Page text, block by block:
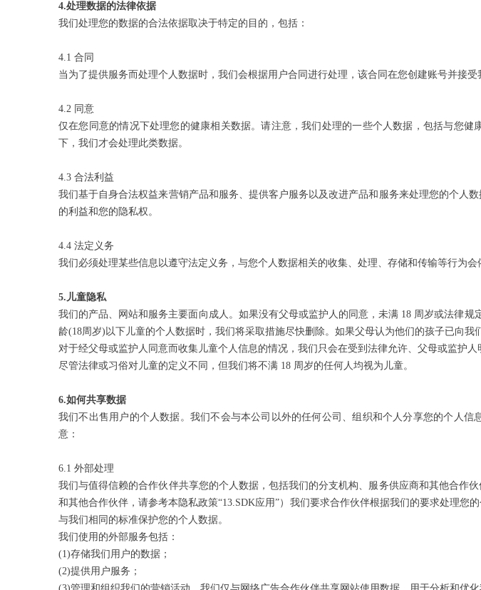
4.处理数据的法律依据
我们处理您的数据的合法依据取决于特定的目的，包括：
4.1 合同
当为了提供服务而处理个人数据时，我们会根据用户合同进行处理，该合同在您创建账号并接受
4.2 同意
仅在您同意的情况下处理您的健康相关数据。请注意，我们处理的一些个人数据，包括与您
下，我们才会处理此类数据。
4.3 合法利益
我们基于自身合法权益来营销产品和服务、提供客户服务以及改进产品和服务来处理您的个人
的利益和您的隐私权。
4.4 法定义务
我们必须处理某些信息以遵守法定义务，与您个人数据相关的收集、处理、存储和传输等行为
5.儿童隐私
我们的产品、网站和服务主要面向成人。如果没有父母或监护人的同意，未满 18 周岁或法律
龄(18周岁)以下儿童的个人数据时，我们将采取措施尽快删除。如果父母认为他们的孩子已向
对于经父母或监护人同意而收集儿童个人信息的情况，我们只会在受到法律允许、父母或监护
尽管法律或习俗对儿童的定义不同，但我们将不满 18 周岁的任何人均视为儿童。
6.如何共享数据
我们不出售用户的个人数据。我们不会与本公司以外的任何公司、组织和个人分享您的个人
意：
6.1 外部处理
我们与值得信赖的合作伙伴共享您的个人数据，包括我们的分支机构、服务供应商和其他合作
和其他合作伙伴，请参考本隐私政策“13.SDK应用”）我们要求合作伙伴根据我们的要求处理
与我们相同的标准保护您的个人数据。
我们使用的外部服务包括：
(1)存储我们用户的数据；
(2)提供用户服务；